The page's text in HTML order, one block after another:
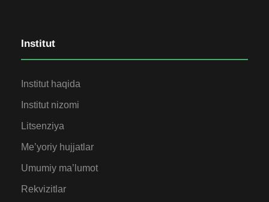
Institut
Institut haqida
Institut nizomi
Litsenziya
Me’yoriy hujjatlar
Umumiy ma’lumot
Rekvizitlar